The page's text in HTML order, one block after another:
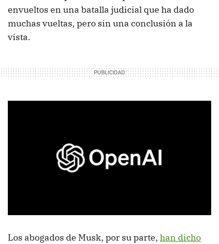
envueltos en una batalla judicial que ha dado
muchas vueltas, pero sin una conclusión a la
vista.
Los abogados de Musk, por su parte, han dicho